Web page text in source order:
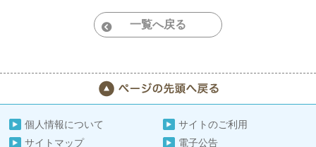
一覧へ戻る
個人情報について
サイトのご利用
サイトマップ
電子公告